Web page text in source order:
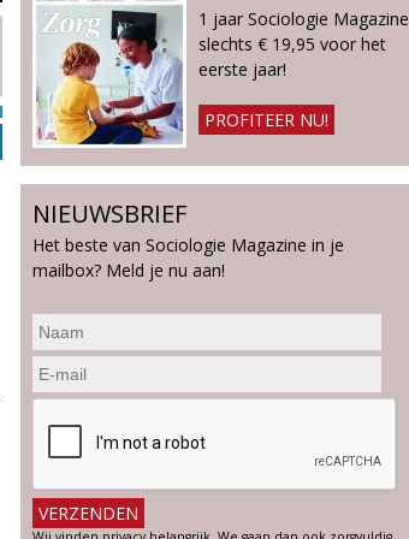
1 jaar Sociologie Magazine
slechts € 19,95 voor het
eerste jaar!
PROFITEER NU!
NIEUWSBRIEF
Het beste van Sociologie Magazine in je
mailbox? Meld je nu aan!